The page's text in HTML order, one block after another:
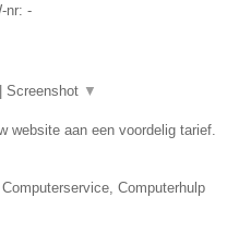
nr: -
Screenshot ▼
website aan een voordelig tarief.
Computerhulp